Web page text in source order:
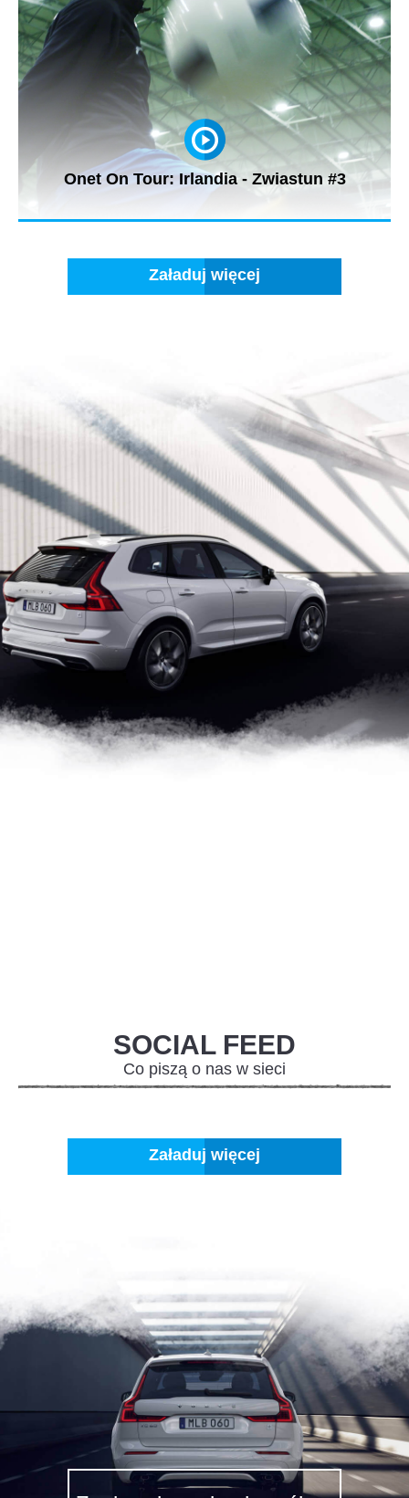
Onet On Tour: Irlandia - Zwiastun #3
Załaduj więcej
SOCIAL FEED
Co piszą o nas w sieci
Załaduj więcej